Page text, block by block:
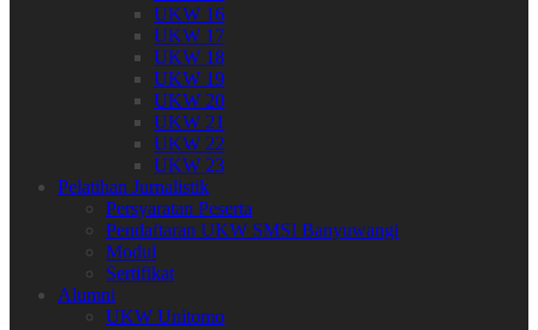
UKW 16
UKW 17
UKW 18
UKW 19
UKW 20
UKW 21
UKW 22
UKW 23
Pelatihan Jurnalistik
Persyaratan Peserta
Pendaftaran UKW SMSI Banyuwangi
Modul
Sertifikat
Alumni
UKW Unitomo